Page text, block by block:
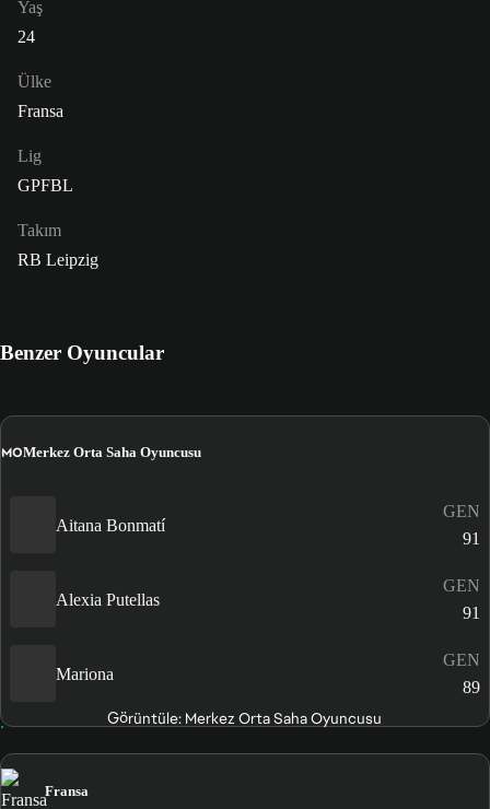
Yaş
24
Ülke
Fransa
Lig
GPFBL
Takım
RB Leipzig
Benzer Oyuncular
MOMerkez Orta Saha Oyuncusu
Aitana Bonmatí
GEN
91
Alexia Putellas
GEN
91
Mariona
GEN
89
Görüntüle: Merkez Orta Saha Oyuncusu
Fransa